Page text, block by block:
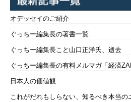
オデッセイのご紹介
ぐっちー編集長の著書一覧
ぐっちー編集長こと山口正洋氏、逝去
ぐっちー編集長の有料メルマガ「経済
日本人の価値観
これがだれもしらない、知るべき本当